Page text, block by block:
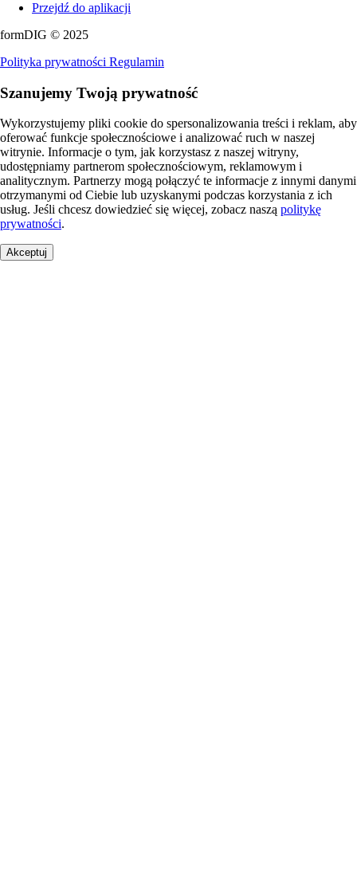
Przejdź do aplikacji
formDIG © 2025
Polityka prywatności Regulamin
Szanujemy Twoją prywatność
Wykorzystujemy pliki cookie do spersonalizowania treści i reklam, aby
oferować funkcje społecznościowe i analizować ruch w naszej
witrynie. Informacje o tym, jak korzystasz z naszej witryny,
udostępniamy partnerom społecznościowym, reklamowym i
analitycznym. Partnerzy mogą połączyć te informacje z innymi danymi
otrzymanymi od Ciebie lub uzyskanymi podczas korzystania z ich
usług. Jeśli chcesz dowiedzieć się więcej, zobacz naszą politykę
prywatności.
Akceptuj